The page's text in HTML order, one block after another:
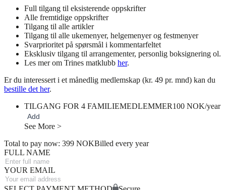
Full tilgang til eksisterende oppskrifter
Alle fremtidige oppskrifter
Tilgang til alle artikler
Tilgang til alle ukemenyer, helgemenyer og festmenyer
Svarprioritet på spørsmål i kommentarfeltet
Eksklusiv tilgang til arrangementer, personlig boksignering ol.
Les mer om Trines matklubb her.
Er du interessert i et månedlig medlemskap (kr. 49 pr. mnd) kan du
bestille det her.
TILGANG FOR 4 FAMILIEMEDLEMMER100 NOK/year
Add
See More >
Total to pay now: 399 NOKBilled every year
FULL NAME
YOUR EMAIL